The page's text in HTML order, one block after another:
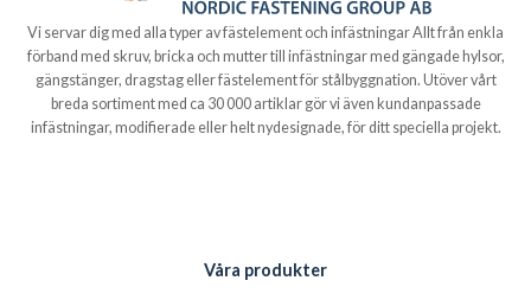
Vi servar dig med alla typer av fästelement och infästningar Allt från enkla
förband med skruv, bricka och mutter till infästningar med gängade hylsor,
gängstänger, dragstag eller fästelement för stålbyggnation. Utöver vårt
breda sortiment med ca 30 000 artiklar gör vi även kundanpassade
infästningar, modifierade eller helt nydesignade, för ditt speciella projekt.
Våra produkter